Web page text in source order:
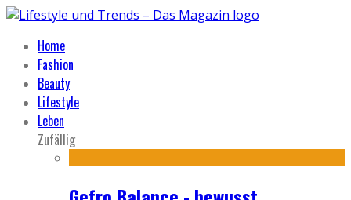
Home
Fashion
Beauty
Lifestyle
Leben
Zufällig